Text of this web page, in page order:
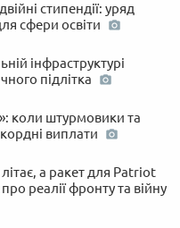
стипендії: уряд
сфери освіти
інфраструктурі
підлітка
коли штурмовики та
виплати
а ракет для Patriot
реалії фронту та війну